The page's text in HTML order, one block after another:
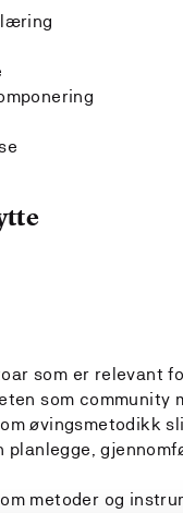
som er relevant
som community
øvingsmetodikk
planlegge,
metoder og